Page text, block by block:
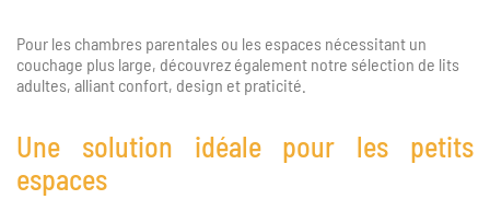
Pour les chambres parentales ou les espaces nécessitant un
couchage plus large, découvrez également notre sélection de lits
adultes, alliant confort, design et praticité.
Une solution idéale pour les petits
espaces